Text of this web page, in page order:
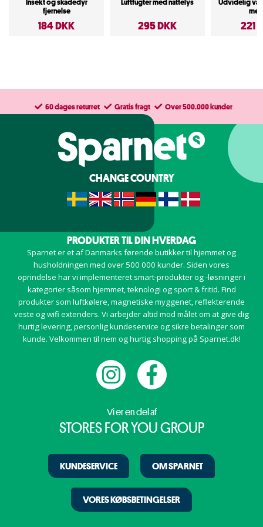
fjernelse
184 DKK 295 DKK 221
60 dages returret Gratis fragt Over 500.000 kunder
CHANGE COUNTRY
PRODUKTER TIL DIN HVERDAG
Sparnet er et af Danmarks førende butikker til hjemmet og
husholdningen med over 500 000 kunder. Siden vores
oprindelse har vi implementeret smart-produkter og -løsninger i
kategorier såsom hjemmet, teknologi og sport & fritid. Find
produkter som luftkølere, magnetiske myggenet, reflekterende
veste og wifi extenders. Vi arbejder altid mod målet om at give dig
hurtig levering, personlig kundeservice og sikre betalinger som
kunde. Velkommen til nem og hurtig shopping på Sparnet.dk!
Vi er en del af
STORES FOR YOU GROUP
KUNDESERVICE OM SPARNET
VORES KØBSBETINGELSER